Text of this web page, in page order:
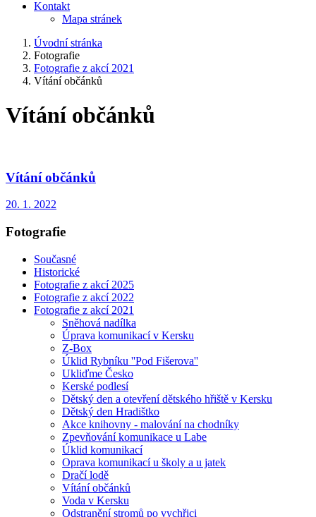
Kontakt
Mapa stránek
Úvodní stránka
Fotografie
Fotografie z akcí 2021
Vítání občánků
Vítání občánků
Vítání občánků
20. 1. 2022
Fotografie
Současné
Historické
Fotografie z akcí 2025
Fotografie z akcí 2022
Fotografie z akcí 2021
Sněhová nadílka
Úprava komunikací v Kersku
Z-Box
Úklid Rybníku ''Pod Fišerova''
Ukliďme Česko
Kerské podlesí
Dětský den a otevření dětského hřiště v Kersku
Dětský den Hradištko
Akce knihovny - malování na chodníky
Zpevňování komunikace u Labe
Úklid komunikací
Oprava komunikací u školy a u jatek
Dračí lodě
Vítání občánků
Voda v Kersku
Odstranění stromů po vychřici